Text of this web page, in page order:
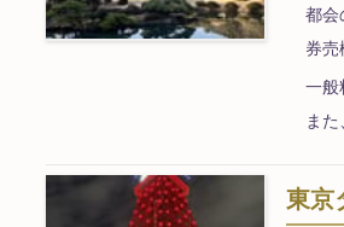
都会
券売
一般
ま
東京